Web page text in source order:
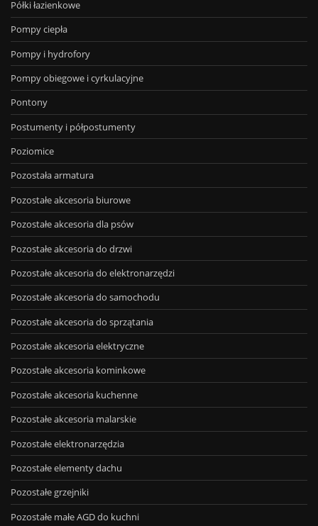
Półki łazienkowe
Pompy ciepła
Pompy i hydrofory
Pompy obiegowe i cyrkulacyjne
Pontony
Postumenty i półpostumenty
Poziomice
Pozostała armatura
Pozostałe akcesoria biurowe
Pozostałe akcesoria dla psów
Pozostałe akcesoria do drzwi
Pozostałe akcesoria do elektronarzędzi
Pozostałe akcesoria do samochodu
Pozostałe akcesoria do sprzątania
Pozostałe akcesoria elektryczne
Pozostałe akcesoria kominkowe
Pozostałe akcesoria kuchenne
Pozostałe akcesoria malarskie
Pozostałe elektronarzędzia
Pozostałe elementy dachu
Pozostałe grzejniki
Pozostałe małe AGD do kuchni